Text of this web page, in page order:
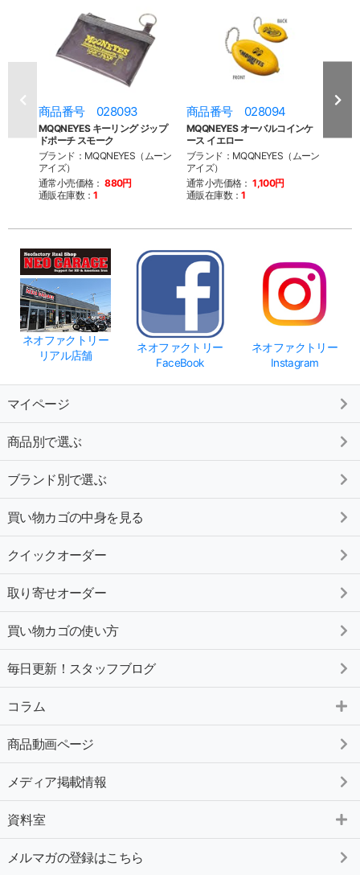
商品番号 028093
MQQNEYES キーリング ジップ
ドポーチ スモーク
ブランド：MQQNEYES（ムーン
アイズ）
通常小売価格： 880円
通販在庫数：1
商品番号 028094
MQQNEYES オーバルコインケ
ース イエロー
ブランド：MQQNEYES（ムーン
アイズ）
通常小売価格： 1,100円
通販在庫数：1
ース
ネオファクトリー
リアル店舗
ネオファクトリー
FaceBook
ネオファクトリー
Instagram
マイページ
商品別で選ぶ
ブランド別で選ぶ
買い物カゴの中身を見る
クイックオーダー
取り寄せオーダー
買い物カゴの使い方
毎日更新！スタッフブログ
コラム
商品動画ページ
メディア掲載情報
資料室
メルマガの登録はこちら